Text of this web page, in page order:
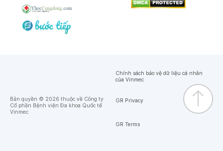
Bản quyền © 2026 thuộc về Công ty
Cổ phần Bệnh viện Đa khoa Quốc tế
Vinmec
Chính sách bảo vệ dữ liệu cá nhân
của Vinmec
GR Privacy
GR Terms